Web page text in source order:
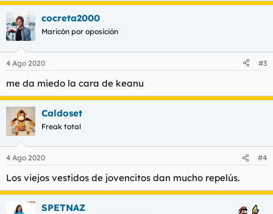
cocreta2000
Maricón por oposición
4 Ago 2020 #3
me da miedo la cara de keanu
Caldoset
Freak total
4 Ago 2020 #4
Los viejos vestidos de jovencitos dan mucho repelús.
SPETNAZ